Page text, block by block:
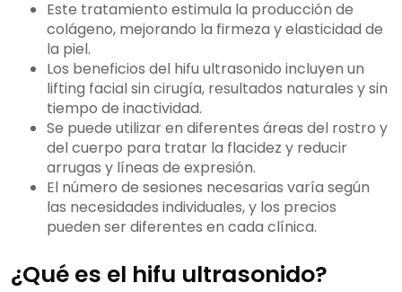
Este tratamiento estimula la producción de
colágeno, mejorando la firmeza y elasticidad de
la piel.
Los beneficios del hifu ultrasonido incluyen un
lifting facial sin cirugía, resultados naturales y sin
tiempo de inactividad.
Se puede utilizar en diferentes áreas del rostro y
del cuerpo para tratar la flacidez y reducir
arrugas y líneas de expresión.
El número de sesiones necesarias varía según
las necesidades individuales, y los precios
pueden ser diferentes en cada clínica.
¿Qué es el hifu ultrasonido?